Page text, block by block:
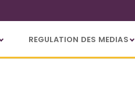
REGULATION DES MEDIAS